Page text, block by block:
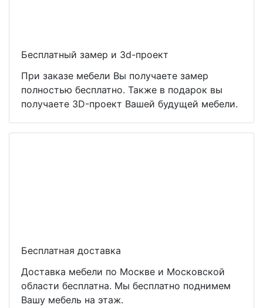
Бесплатный замер и 3d-проект
При заказе мебели Вы получаете замер
полностью бесплатно. Также в подарок вы
получаете 3D-проект Вашей будущей мебели.
Бесплатная доставка
Доставка мебели по Москве и Московской
области бесплатна. Мы бесплатно поднимем
Вашу мебель на этаж.